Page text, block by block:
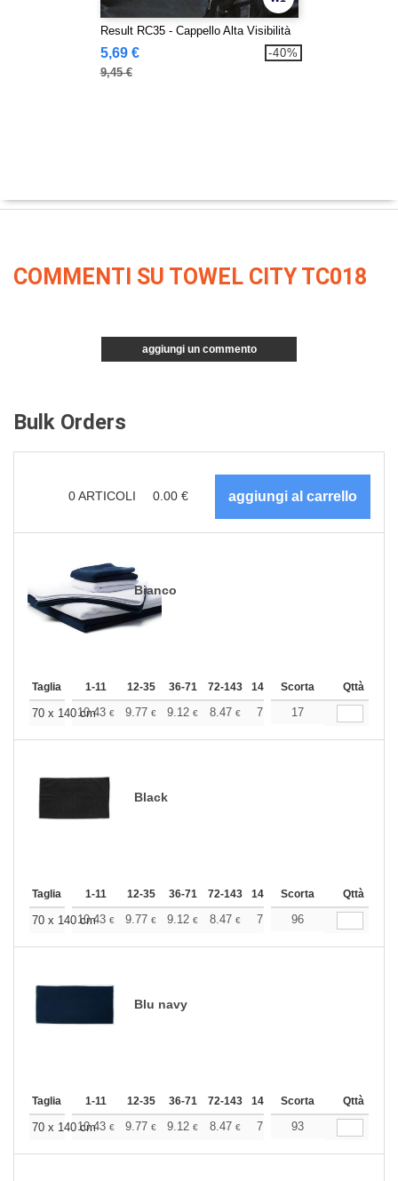
Result RC35 - Cappello Alta Visibilità
5,69 €
9,45 €
-40%
COMMENTI SU TOWEL CITY TC018
aggiungi un commento
Bulk Orders
0ARTICOLI 0.00 €
Bianco
Taglia 1-11 12-35 36-71 72-143 144-287 288 + Altri
Scorta Qttà
70 x 140 cm
10.43 € 9.77 € 9.12 € 8.47 € 7.82 7.49
17
Black
Taglia 1-11 12-35 36-71 72-143 144-287 288 + Altri
Scorta Qttà
70 x 140 cm
10.43 € 9.77 € 9.12 € 8.47 € 7.82 7.49
96
Blu navy
Taglia 1-11 12-35 36-71 72-143 144-287 288 + Altri
Scorta Qttà
70 x 140 cm
10.43 € 9.77 € 9.12 € 8.47 € 7.82 7.49
93